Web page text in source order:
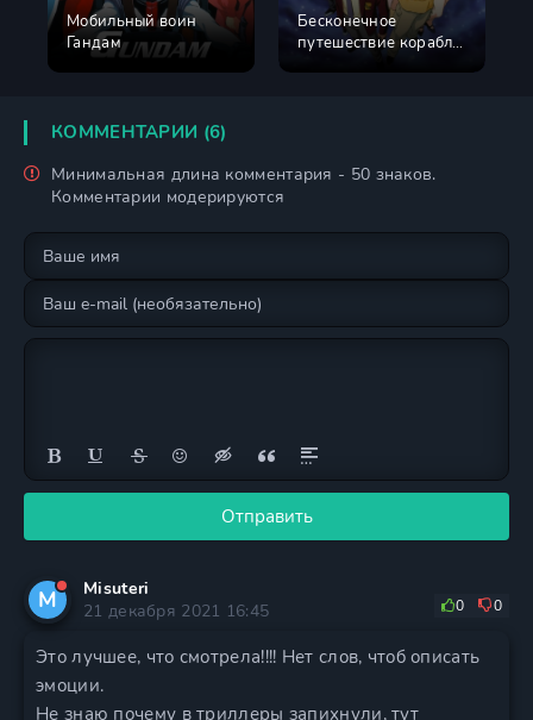
Мобильный воин
Гандам
Бесконечное
путешествие корабля
КОММЕНТАРИИ (6)
Минимальная длина комментария - 50 знаков.
Комментарии модерируются
Отправить
M
Misuteri
21 декабря 2021 16:45
0 0
Это лучшее, что смотрела!!!! Нет слов, чтоб описать
эмоции.
Не знаю почему в триллеры запихнули, тут